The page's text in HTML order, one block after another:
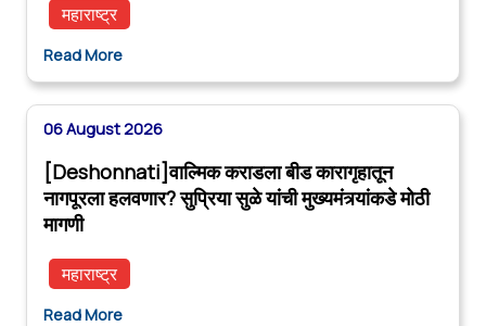
महाराष्ट्र
Read More
06 August 2026
[Deshonnati]वाल्मिक कराडला बीड कारागृहातून
नागपूरला हलवणार? सुप्रिया सुळे यांची मुख्यमंत्र्यांकडे मोठी
मागणी
महाराष्ट्र
Read More